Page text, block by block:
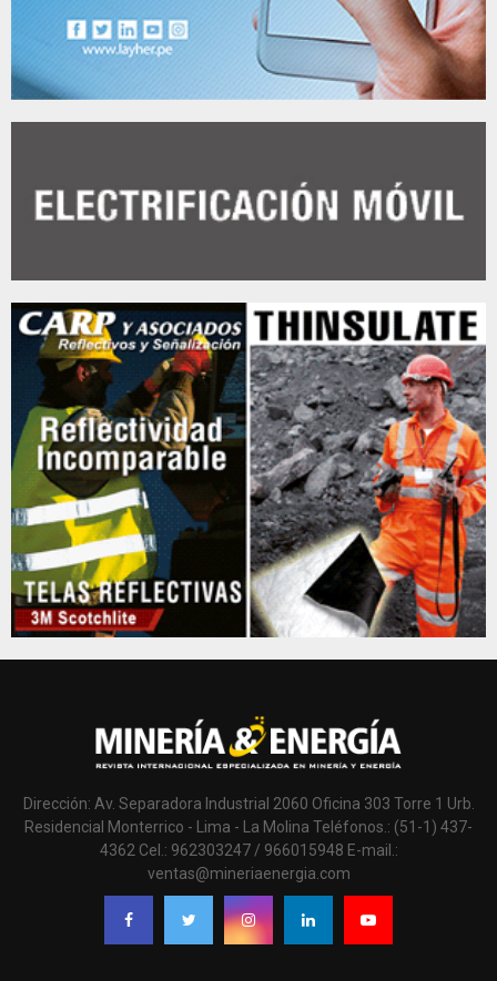
Dirección: Av. Separadora Industrial 2060 Oficina 303 Torre 1 Urb.
Residencial Monterrico - Lima - La Molina Teléfonos.: (51-1) 437-
4362 Cel.: 962303247 / 966015948 E-mail.:
ventas@mineriaenergia.com